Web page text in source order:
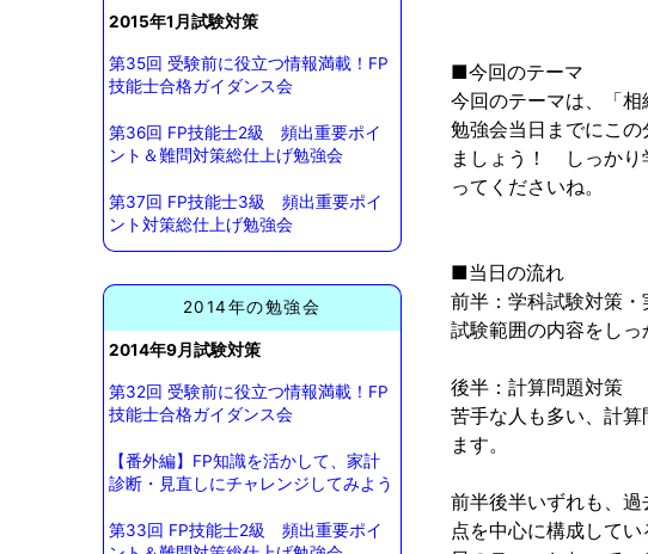
2015年1月試験対策
第35回 受験前に役立つ情報満載！FP
技能士合格ガイダンス会
第36回 FP技能士2級 頻出重要ポイ
ント＆難問対策総仕上げ勉強会
第37回 FP技能士3級 頻出重要ポイ
ント対策総仕上げ勉強会
2014年の勉強会
2014年9月試験対策
第32回 受験前に役立つ情報満載！FP
技能士合格ガイダンス会
【番外編】FP知識を活かして、家計
診断・見直しにチャレンジしてみよう
第33回 FP技能士2級 頻出重要ポイ
■今回のテーマ
今回のテーマは、「相
勉強会当日までにこ
ましょう！ しっかり
ってくださいね。
■当日の流れ
前半：学科試験対策
試験範囲の内容をしっ
後半：計算問題対策
苦手な人も多い、計
ます。
前半後半いずれも、
点を中心に構成して